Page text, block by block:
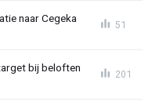
naar Cegeka
51
bij beloften
201